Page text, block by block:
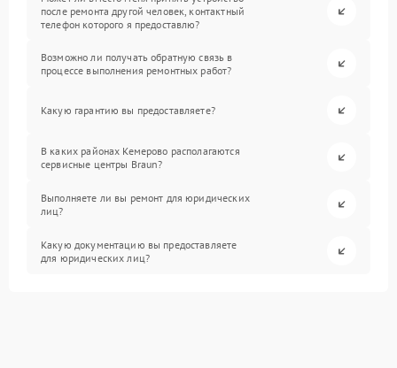
после ремонта другой человек, контактный
телефон которого я предоставлю?
Возможно ли получать обратную связь в
процессе выполнения ремонтных работ?
Какую гарантию вы предоставляете?
В каких районах Кемерово располагаются
сервисные центры Braun?
Выполняете ли вы ремонт для юридических
лиц?
Какую документацию вы предоставляете
для юридических лиц?